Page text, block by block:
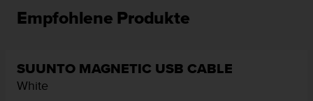
Empfohlene Produkte
SUUNTO MAGNETIC USB CABLE
White